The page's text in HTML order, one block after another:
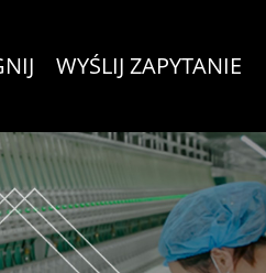
WYŚLIJ ZAPYTANIE